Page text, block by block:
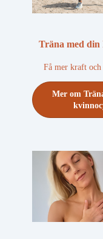
Träna med din
Få mer kraft
Mer om